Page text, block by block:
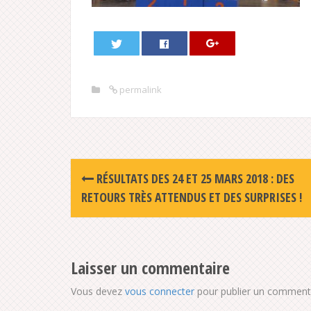
permalink
Post
navigation
RÉSULTATS DES 24 ET 25 MARS 2018 : DES
RETOURS TRÈS ATTENDUS ET DES SURPRISES !
Laisser un commentaire
Vous devez vous connecter pour publier un